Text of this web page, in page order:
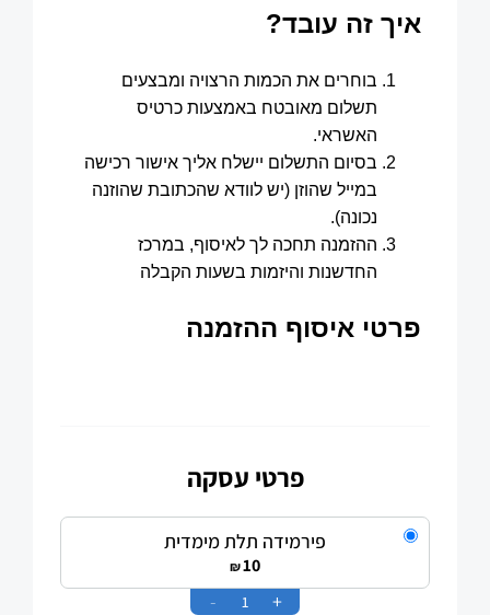
כתובת
dganit@afeka.ac.il
פרטי עסקה
פירמידה תלת מימדית
10
₪
+
-